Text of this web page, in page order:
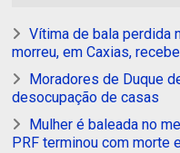
Vítima de bala perdida
morreu, em Caxias,
Moradores de Duque
desocupação de casas
Mulher é baleada no
PRF terminou com morte